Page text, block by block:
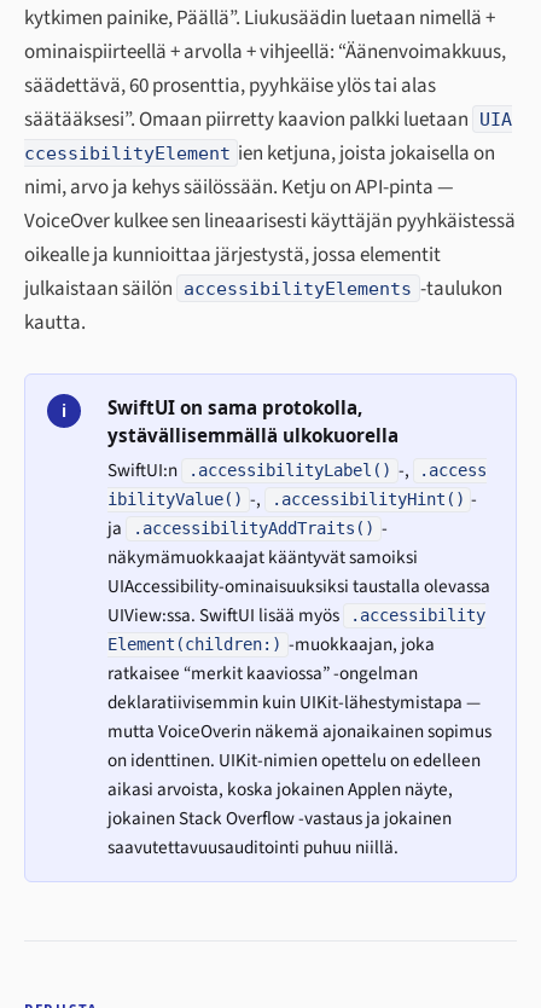
kytkimen painike, Päällä”. Liukusäädin luetaan nimellä +
ominaispiirteellä + arvolla + vihjeellä: “Äänenvoimakkuus,
säädettävä, 60 prosenttia, pyyhkäise ylös tai alas
säätääksesi”. Omaan piirretty kaavion palkki luetaan
UIA
ccessibilityElement ien ketjuna, joista jokaisella on
nimi, arvo ja kehys säilössään. Ketju on API-pinta —
VoiceOver kulkee sen lineaarisesti käyttäjän pyyhkäistessä
oikealle ja kunnioittaa järjestystä, jossa elementit
julkaistaan säilön
accessibilityElements -taulukon
kautta.
i
SwiftUI on sama protokolla,
ystävällisemmällä ulkokuorella
SwiftUI:n .accessibilityLabel() -,
.access
ibilityValue() -, .accessibilityHint() -
ja
.accessibilityAddTraits() -
näkymämuokkaajat kääntyvät samoiksi
UIAccessibility-ominaisuuksiksi taustalla olevassa
UIView:ssa. SwiftUI lisää myös
.accessibility
Element(children:) -muokkaajan, joka
ratkaisee “merkit kaaviossa” -ongelman
deklaratiivisemmin kuin UIKit-lähestymistapa —
mutta VoiceOverin näkemä ajonaikainen sopimus
on identtinen. UIKit-nimien opettelu on edelleen
aikasi arvoista, koska jokainen Applen näyte,
jokainen Stack Overflow -vastaus ja jokainen
saavutettavuusauditointi puhuu niillä.